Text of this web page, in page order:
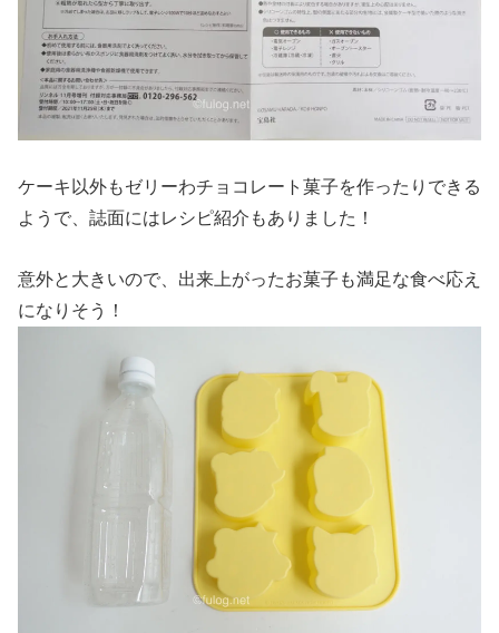
ケーキ以外もゼリーわチョコレート菓子を作ったりできる
ようで、誌面にはレシピ紹介もありました！
意外と大きいので、出来上がったお菓子も満足な食べ応え
になりそう！